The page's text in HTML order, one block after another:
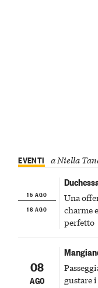
EVENTI a Niella
15 AGO
16 AGO
Una
charme
perfetto
08
AGO
gustare